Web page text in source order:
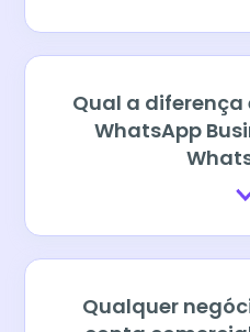
Qual a diferença
WhatsApp
Qualquer